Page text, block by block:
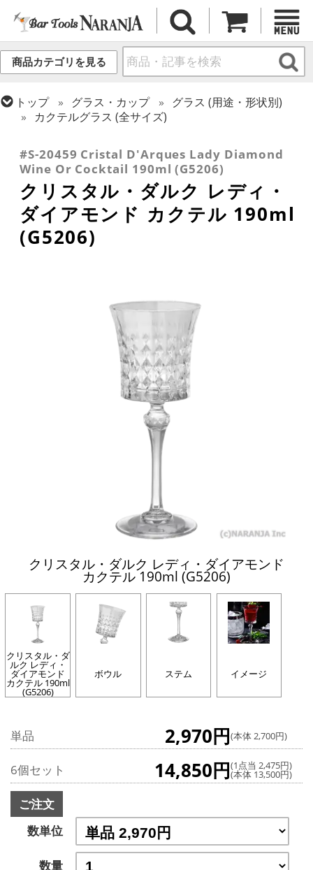
商品カテゴリを見る
トップ グラス・カップ
グラス (用途・形状別)
カクテルグラス (全サイズ)
クリスタル・ダルク
#S-20459 Cristal D'Arques Lady Diamond
Wine Or Cocktail 190ml (G5206)
クリスタル・ダルク レディ・
ダイアモンド カクテル 190ml
(G5206)
クリスタル・ダルク レディ・ダイアモンド
カクテル 190ml (G5206)
クリスタル・ダ
ルク レディ・
ダイアモンド
カクテル 190ml
(G5206)
ボウル ステム イメージ
単品 2,970円(本体 2,700円)
6個セット 14,850円(1点当 2,475円)
(本体 13,500円)
ご注文
数単位
数量